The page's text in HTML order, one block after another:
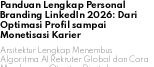
Panduan Lengkap Personal
Branding LinkedIn 2026: Dari
Optimasi Profil sampai
Monetisasi Karier
Arsitektur Lengkap Menembus
Algoritma AI Rekruter Global dan Cara